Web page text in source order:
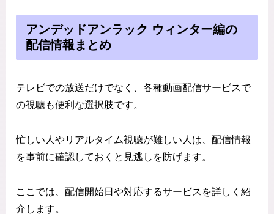
アンデッドアンラック ウィンター編の
配信情報まとめ
テレビでの放送だけでなく、各種動画配信サービスで
の視聴も便利な選択肢です。
忙しい人やリアルタイム視聴が難しい人は、配信情報
を事前に確認しておくと見逃しを防げます。
ここでは、配信開始日や対応するサービスを詳しく紹
介します。